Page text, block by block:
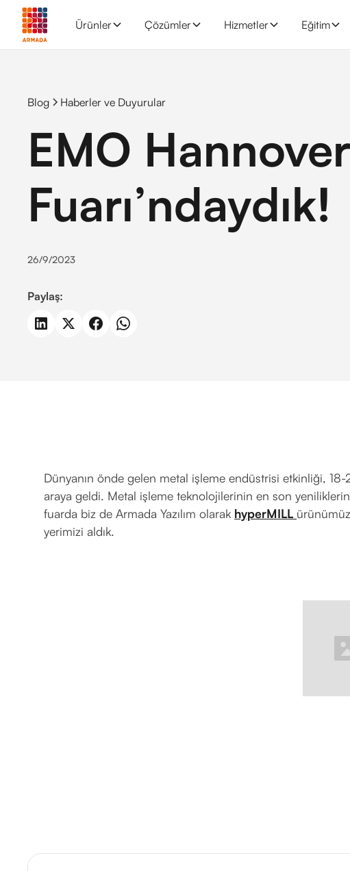
Ürünler Çözümler Hizmetler Eğitim
Blog Haberler ve Duyurular
EMO Hannover
Fuarı’ndaydık!
26/9/2023
Paylaş:
Dünyanın önde gelen metal işleme endüstrisi etkinliği,
araya geldi. Metal işleme teknolojilerinin en son
fuarda biz de Armada Yazılım olarak hyperMILL
yerimizi aldık.